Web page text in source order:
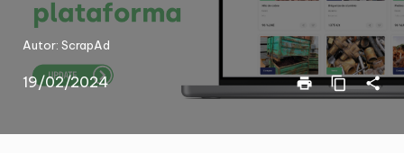
Autor: ScrapAd
19/02/2024 print content_copy share